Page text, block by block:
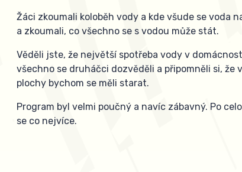
Žáci zkoumali koloběh vody a kde všude se voda
a zkoumali, co všechno se s vodou může stát.
Věděli jste, že největší spotřeba vody v
všechno se druháčci dozvěděli a připomněli si,
plochy bychom se měli starat.
Program byl velmi poučný a navíc zábavný. Po
se co nejvíce.